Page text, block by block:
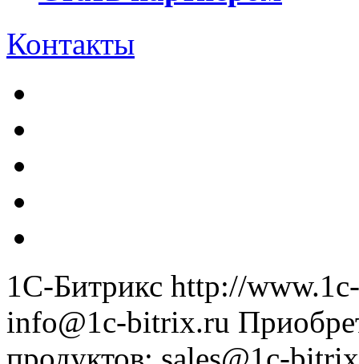
Контакты
1С-Битрикс http://
info@1c-bitrix.ru